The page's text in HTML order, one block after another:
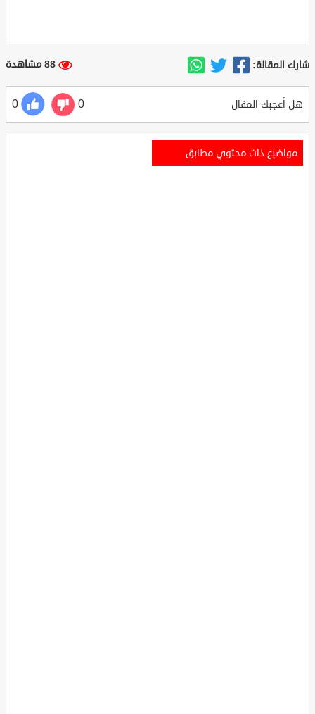
شارك المقالة: 88 مشاهدة
هل أعجبك المقال 0
0
مواضيع ذات محتوي مطابق